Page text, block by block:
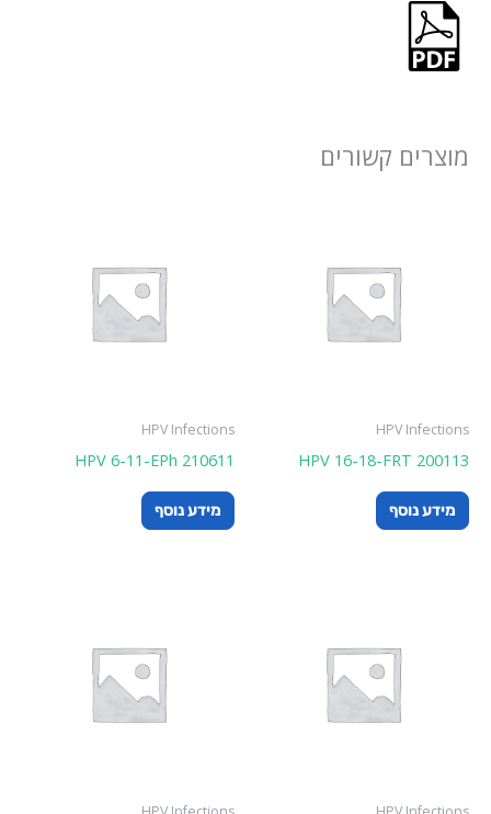
מוצרים קשורים
HPV Infections
HPV 16-18-FRT 200113
מידע נוסף
HPV Infections
HPV 6-11-EPh 210611
מידע נוסף